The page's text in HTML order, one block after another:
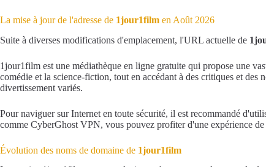
La mise à jour de l'adresse de 1jour1film en Août 2026
Suite à diverses modifications d'emplacement, l'URL actuelle de
1jour1film est une médiathèque en ligne gratuite qui propose une
comédie et la science-fiction, tout en accédant à des critiques et des
divertissement variés.
Pour naviguer sur Internet en toute sécurité, il est recommandé
comme CyberGhost VPN, vous pouvez profiter d'une expérience
Évolution des noms de domaine de 1jour1film